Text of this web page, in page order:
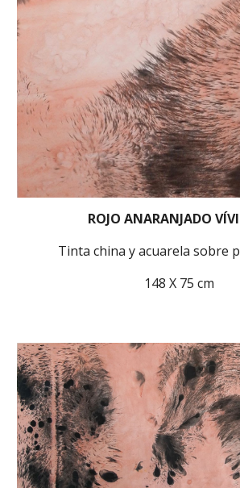
ROJO ANARANJADO
Tinta china y acuarela sobre
148 X 75 cm